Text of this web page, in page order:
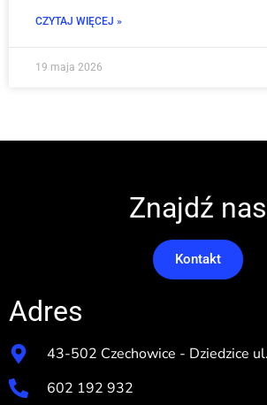
CZYTAJ WIĘCEJ »
19 maja 2026
Znajdź nas
Kontakt
Adres
43-502 Czechowice - Dziedzice
602 192 932